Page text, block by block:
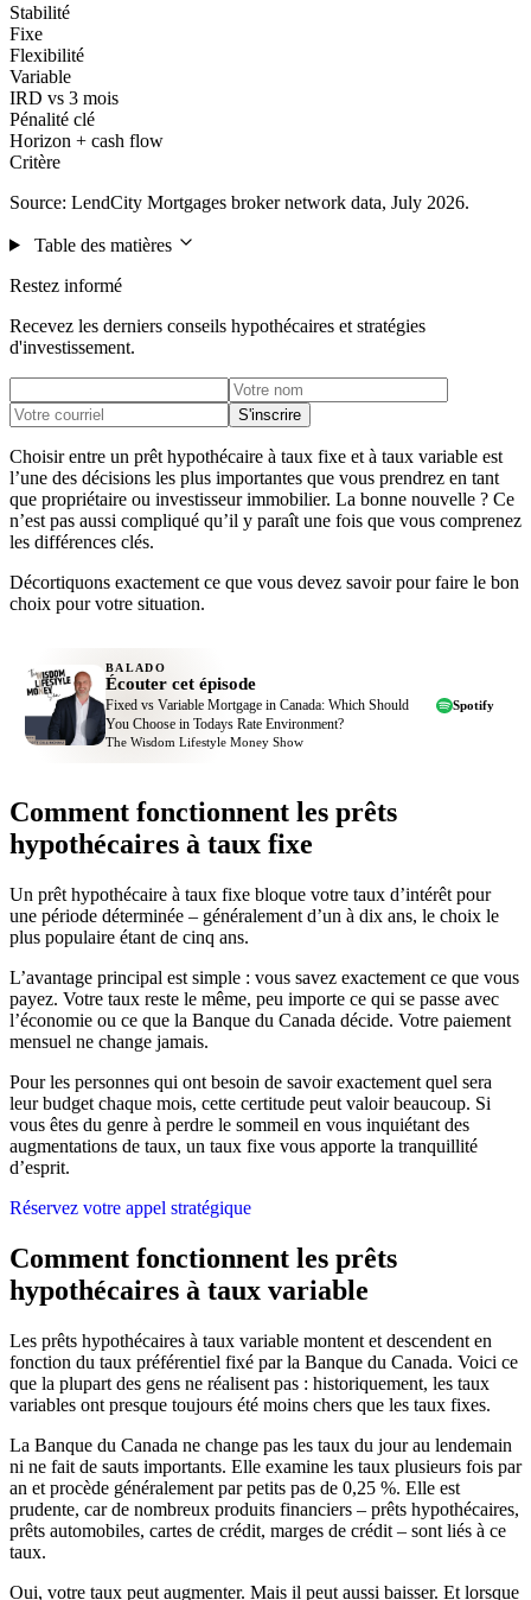
Stabilité
Fixe
Flexibilité
Variable
IRD vs 3 mois
Pénalité clé
Horizon + cash flow
Critère
Source: LendCity Mortgages broker network data, July 2026.
Table des matières
Restez informé
Recevez les derniers conseils hypothécaires et stratégies
d'investissement.
S'inscrire
Choisir entre un prêt hypothécaire à taux fixe et à taux variable est
l’une des décisions les plus importantes que vous prendrez en tant
que propriétaire ou investisseur immobilier. La bonne nouvelle ? Ce
n’est pas aussi compliqué qu’il y paraît une fois que vous comprenez
les différences clés.
Décortiquons exactement ce que vous devez savoir pour faire le bon
choix pour votre situation.
BALADO
Écouter cet épisode
Fixed vs Variable Mortgage in Canada: Which Should
You Choose in Todays Rate Environment?
The Wisdom Lifestyle Money Show
Spotify
Comment fonctionnent les prêts
hypothécaires à taux fixe
Un prêt hypothécaire à taux fixe bloque votre taux d’intérêt pour
une période déterminée – généralement d’un à dix ans, le choix le
plus populaire étant de cinq ans.
L’avantage principal est simple : vous savez exactement ce que vous
payez. Votre taux reste le même, peu importe ce qui se passe avec
l’économie ou ce que la Banque du Canada décide. Votre paiement
mensuel ne change jamais.
Pour les personnes qui ont besoin de savoir exactement quel sera
leur budget chaque mois, cette certitude peut valoir beaucoup. Si
vous êtes du genre à perdre le sommeil en vous inquiétant des
augmentations de taux, un taux fixe vous apporte la tranquillité
d’esprit.
Réservez votre appel stratégique
Comment fonctionnent les prêts
hypothécaires à taux variable
Les prêts hypothécaires à taux variable montent et descendent en
fonction du taux préférentiel fixé par la Banque du Canada. Voici ce
que la plupart des gens ne réalisent pas : historiquement, les taux
variables ont presque toujours été moins chers que les taux fixes.
La Banque du Canada ne change pas les taux du jour au lendemain
ni ne fait de sauts importants. Elle examine les taux plusieurs fois par
an et procède généralement par petits pas de 0,25 %. Elle est
prudente, car de nombreux produits financiers – prêts hypothécaires,
prêts automobiles, cartes de crédit, marges de crédit – sont liés à ce
taux.
Oui, votre taux peut augmenter. Mais il peut aussi baisser. Et lorsque